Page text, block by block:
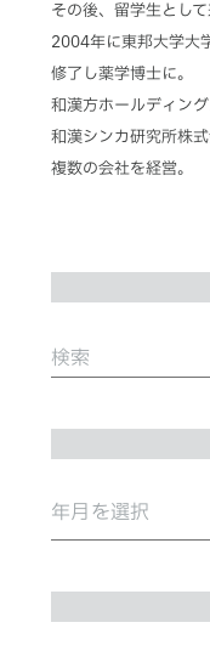
その後、留学生として
2004年に東邦大学大
修了し薬学博士に。
和漢方ホールディン
和漢シンカ研究所株式
複数の会社を経営。